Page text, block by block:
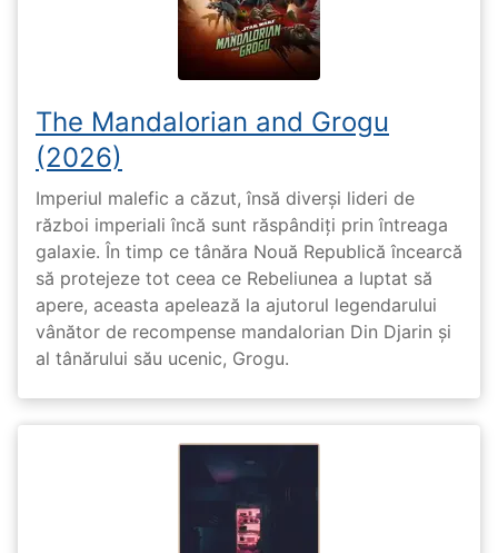
The Mandalorian and Grogu
(2026)
Imperiul malefic a căzut, însă diverși lideri de
război imperiali încă sunt răspândiți prin întreaga
galaxie. În timp ce tânăra Nouă Republică încearcă
să protejeze tot ceea ce Rebeliunea a luptat să
apere, aceasta apelează la ajutorul legendarului
vânător de recompense mandalorian Din Djarin și
al tânărului său ucenic, Grogu.